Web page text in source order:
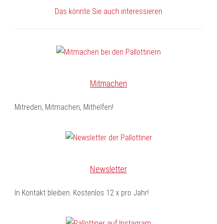
Das könnte Sie auch interessieren
Mitmachen
Mitreden, Mitmachen, Mithelfen!
Newsletter
In Kontakt bleiben. Kostenlos 12 x pro Jahr!